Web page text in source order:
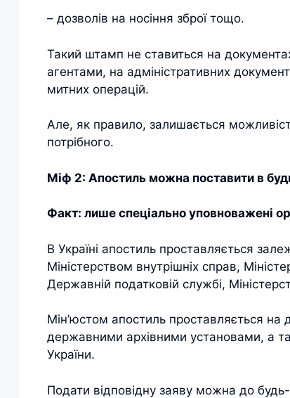
– дозволів на носіння зброї тощо.
Такий штамп не ставиться на
агентами, на адміністративних
митних операцій.
Але, як правило, залишається
потрібного.
Міф 2: Апостиль можна поставити в
Факт: лише спеціально уповноважені
В Україні апостиль проставляється
Міністерством внутрішніх справ,
Державній податковій службі,
Мін’юстом апостиль проставляється
державними архівними установами, а
України.
Подати відповідну заяву можна до